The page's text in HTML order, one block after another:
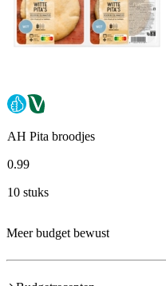
AH Pita broodjes
0.99
10 stuks
Meer budget bewust